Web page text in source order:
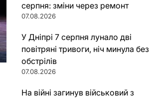
серпня: зміни через ремонт
07.08.2026
У Дніпрі 7 серпня лунало дві
повітряні тривоги, ніч минула без
обстрілів
07.08.2026
На війні загинув військовий з